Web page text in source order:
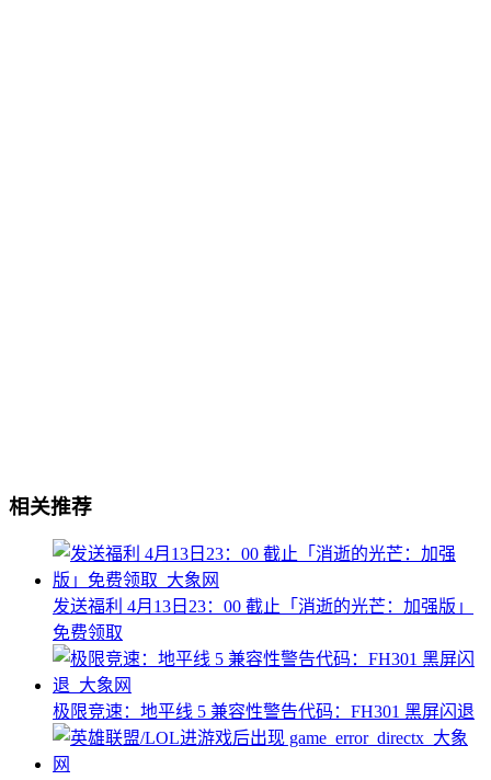
相关推荐
发送福利 4月13日23：00 截止「消逝的光芒：加强版」
免费领取
极限竞速：地平线 5 兼容性警告代码：FH301 黑屏闪退